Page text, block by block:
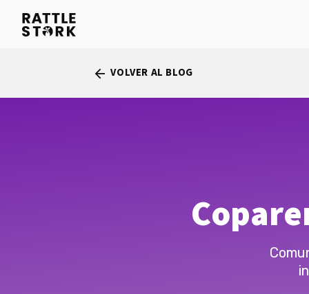
arrow_back VOLVER AL BLOG